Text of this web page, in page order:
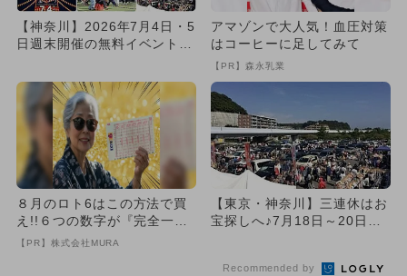
【神奈川】2026年7月4日・5
日週末開催の無料イベント7
アマゾンで大人気！血圧対策
はコーヒーに足してみて
【PR】森永乳業
８月のロト6はこの方法で買
え!!６つの数字が『完全一
致』する方法
【PR】株式会社MURA
【東京・神奈川】三連休はお
宝探しへ♪7月18日～20日開
Recommended by